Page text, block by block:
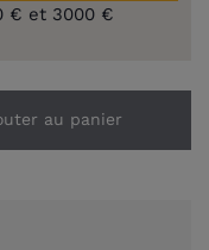
€ et 3000 €
au panier